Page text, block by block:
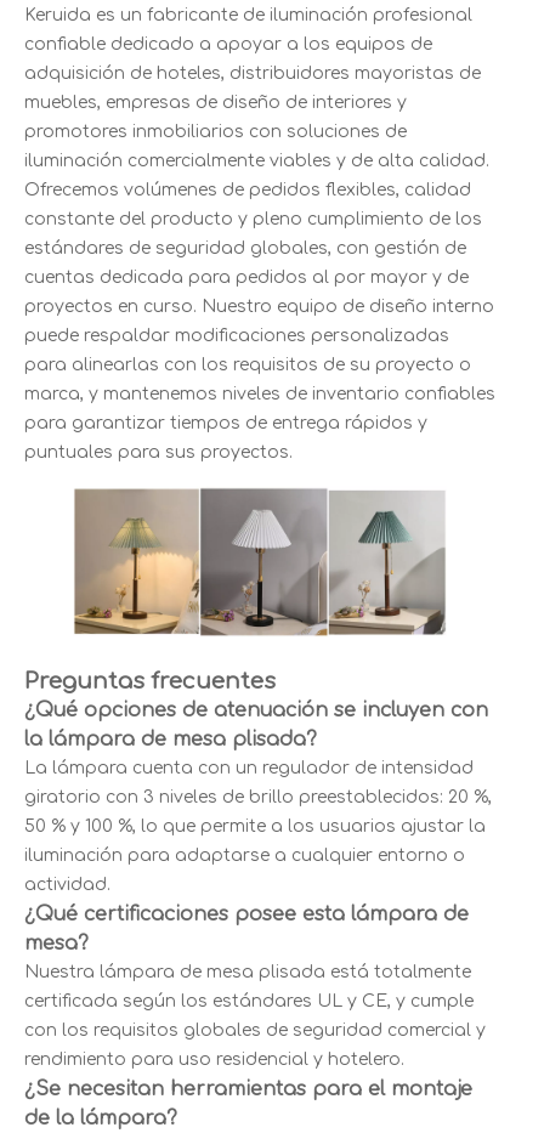
Keruida es un fabricante de iluminación profesional
confiable dedicado a apoyar a los equipos de
adquisición de hoteles, distribuidores mayoristas de
muebles, empresas de diseño de interiores y
promotores inmobiliarios con soluciones de
iluminación comercialmente viables y de alta calidad.
Ofrecemos volúmenes de pedidos flexibles, calidad
constante del producto y pleno cumplimiento de los
estándares de seguridad globales, con gestión de
cuentas dedicada para pedidos al por mayor y de
proyectos en curso. Nuestro equipo de diseño interno
puede respaldar modificaciones personalizadas
para alinearlas con los requisitos de su proyecto o
marca, y mantenemos niveles de inventario confiables
para garantizar tiempos de entrega rápidos y
puntuales para sus proyectos.
Preguntas frecuentes
¿Qué opciones de atenuación se incluyen con
la lámpara de mesa plisada?
La lámpara cuenta con un regulador de intensidad
giratorio con 3 niveles de brillo preestablecidos: 20 %,
50 % y 100 %, lo que permite a los usuarios ajustar la
iluminación para adaptarse a cualquier entorno o
actividad.
¿Qué certificaciones posee esta lámpara de
mesa?
Nuestra lámpara de mesa plisada está totalmente
certificada según los estándares UL y CE, y cumple
con los requisitos globales de seguridad comercial y
rendimiento para uso residencial y hotelero.
¿Se necesitan herramientas para el montaje
de la lámpara?